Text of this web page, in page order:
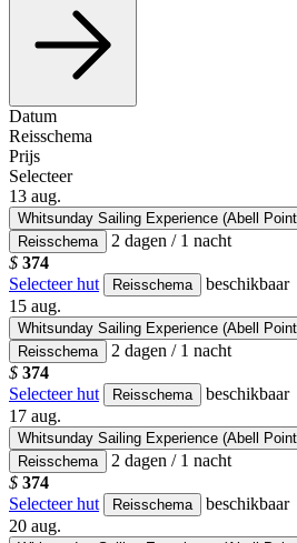
Datum
Reisschema
Prijs
Selecteer
13 aug.
Whitsunday Sailing Experience (Abell
Reisschema
2 dagen / 1 nacht
$ 374
Selecteer hut
Reisschema
beschikbaar
15 aug.
Whitsunday Sailing Experience (Abell
Reisschema
2 dagen / 1 nacht
$ 374
Selecteer hut
Reisschema
beschikbaar
17 aug.
Whitsunday Sailing Experience (Abell
Reisschema
2 dagen / 1 nacht
$ 374
Selecteer hut
Reisschema
beschikbaar
20 aug.